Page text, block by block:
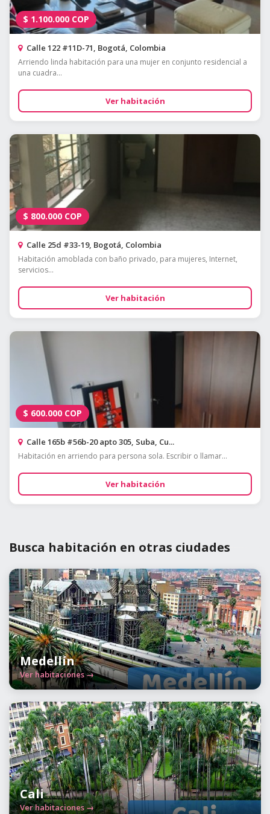
$ 1.100.000 COP
Calle 122 #11D-71, Bogotá, Colombia
Arriendo linda habitación para una mujer en conjunto residencial a
una cuadra...
Ver habitación
$ 800.000 COP
Calle 25d #33-19, Bogotá, Colombia
Habitación amoblada con baño privado, para mujeres, Internet,
servicios...
Ver habitación
$ 600.000 COP
Calle 165b #56b-20 apto 305, Suba, Cu...
Habitación en arriendo para persona sola. Escribir o llamar...
Ver habitación
Busca habitación en otras ciudades
Medellín
Ver habitaciones →
Cali
Ver habitaciones →